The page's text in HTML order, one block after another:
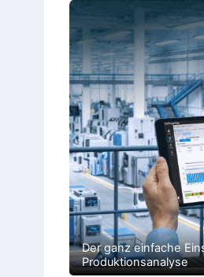
Der ganz einfache
Produktionsanalyse